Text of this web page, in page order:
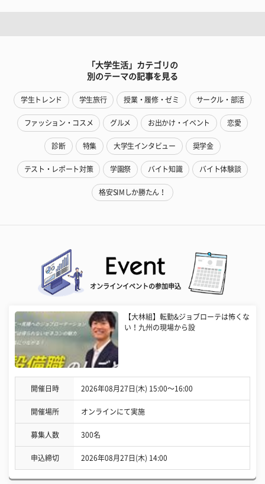
「大学生活」カテゴリの
別のテーマの記事を見る
学生トレンド 学生旅行 授業・履修・ゼミ サークル・部活
ファッション・コスメ グルメ お出かけ・イベント 恋愛
診断 特集 大学生インタビュー 奨学金
テスト・レポート対策 学園祭 バイト知識 バイト体験談
格安SIMしか勝たん！
オンラインイベントの参加申込
【大林組】転勤&ジョブローテは怖くな
い！九州の現場から設
開催日時 2026年08月27日(木) 15:00〜16:00
開催場所 オンラインにて実施
募集人数 300名
申込締切 2026年08月27日(木) 14:00